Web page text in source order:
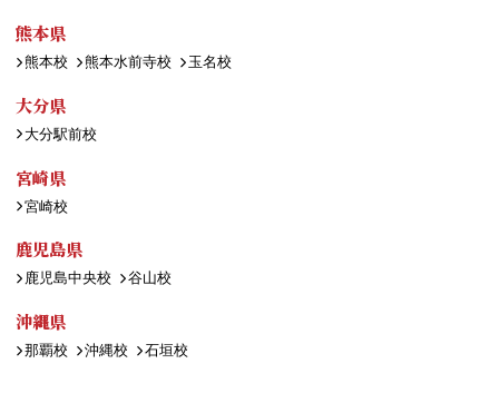
熊本県
熊本校 熊本水前寺校 玉名校
大分県
大分駅前校
宮崎県
宮崎校
鹿児島県
鹿児島中央校 谷山校
沖縄県
那覇校 沖縄校 石垣校